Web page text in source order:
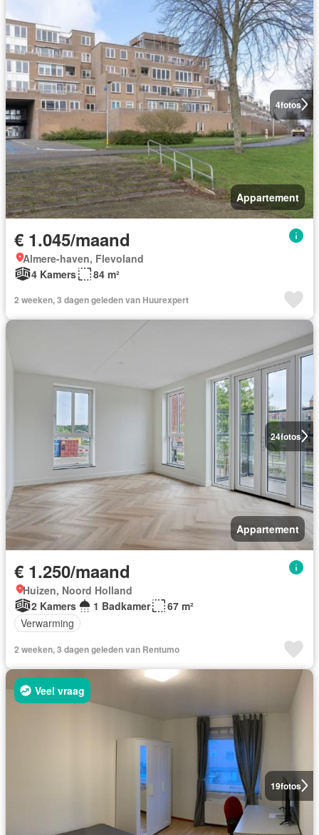
4fotos
Appartement
€ 1.045/maand
Almere-haven, Flevoland
4 Kamers
84 m²
2 weeken, 3 dagen geleden van Huurexpert
24fotos
Appartement
€ 1.250/maand
Huizen, Noord Holland
2 Kamers
1 Badkamer
67 m²
Verwarming
2 weeken, 3 dagen geleden van Rentumo
19fotos
Veel vraag